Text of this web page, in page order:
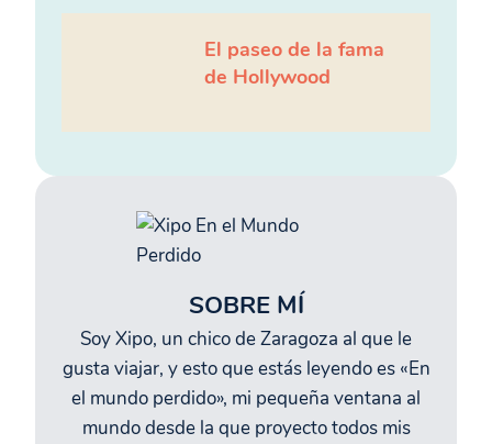
El paseo de la fama
de Hollywood
SOBRE MÍ
Soy Xipo, un chico de Zaragoza al que le
gusta viajar, y esto que estás leyendo es «En
el mundo perdido», mi pequeña ventana al
mundo desde la que proyecto todos mis